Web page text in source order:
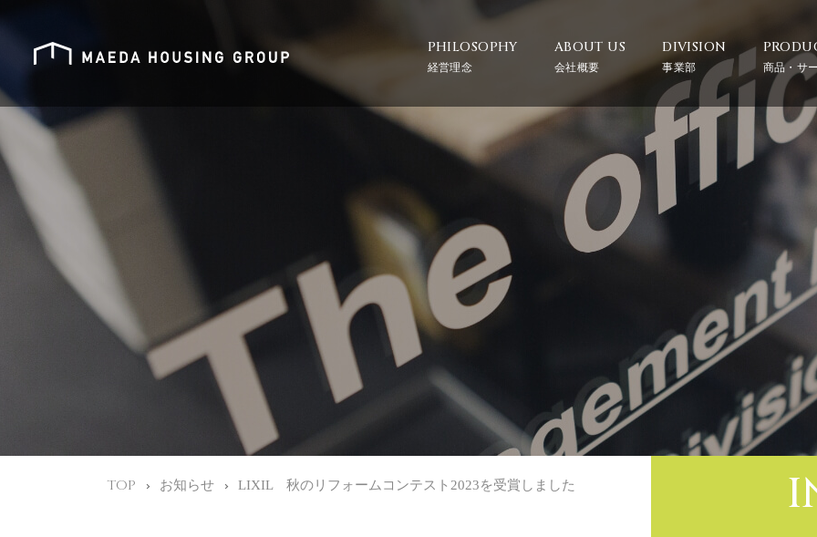
PHILOSOPHY
経営理念
ABOUT US
会社概要
DIVISION
事業部 商品・サ
TOP お知らせ LIXIL 秋のリフォームコンテスト2023を受賞しました